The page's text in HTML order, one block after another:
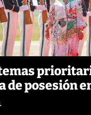
de posesión